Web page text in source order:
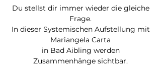
Du stellst dir immer wieder die gleiche
Frage.
In dieser Systemischen Aufstellung mit
Mariangela Carta
in Bad Aibling werden
Zusammenhänge sichtbar.